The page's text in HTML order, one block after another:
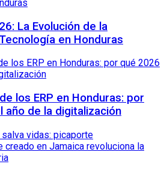
La Evolución de la
en Honduras
los ERP en Honduras: por
año de la digitalización